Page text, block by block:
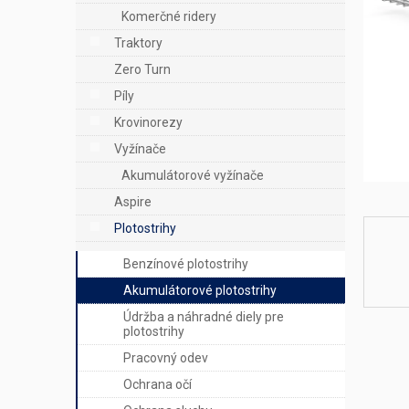
e
l
Komerčné ridery
Traktory
Zero Turn
Píly
Krovinorezy
Vyžínače
Akumulátorové vyžínače
Aspire
Plotostrihy
Benzínové plotostrihy
Akumulátorové plotostrihy
Údržba a náhradné diely pre
plotostrihy
Pracovný odev
Ochrana očí